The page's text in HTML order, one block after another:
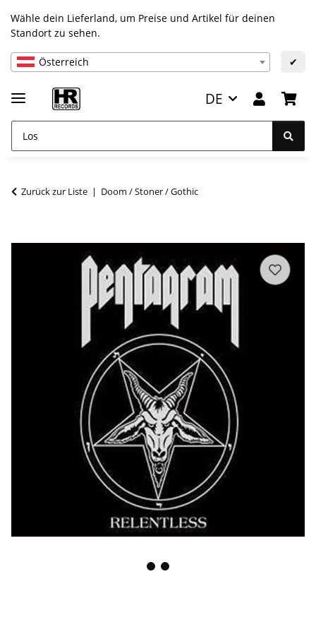
Wähle dein Lieferland, um Preise und Artikel für deinen
Standort zu sehen.
Österreich ✔
DE
Zurück zur Liste Doom / Stoner / Gothic